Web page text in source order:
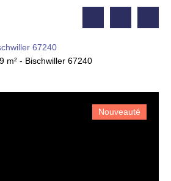
67240
m² - Bischwiller 67240
Nouveauté